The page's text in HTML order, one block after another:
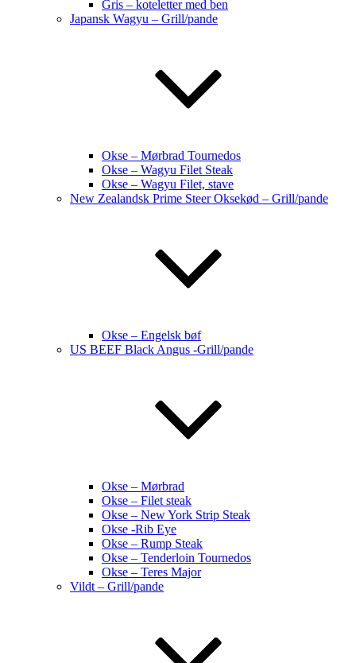
Gris – koteletter med ben
Japansk Wagyu – Grill/pande
Okse – Mørbrad Tournedos
Okse – Wagyu Filet Steak
Okse – Wagyu Filet, stave
New Zealandsk Prime Steer Oksekød – Grill/pande
Okse – Engelsk bøf
US BEEF Black Angus -Grill/pande
Okse – Mørbrad
Okse – Filet steak
Okse – New York Strip Steak
Okse -Rib Eye
Okse – Rump Steak
Okse – Tenderloin Tournedos
Okse – Teres Major
Vildt – Grill/pande